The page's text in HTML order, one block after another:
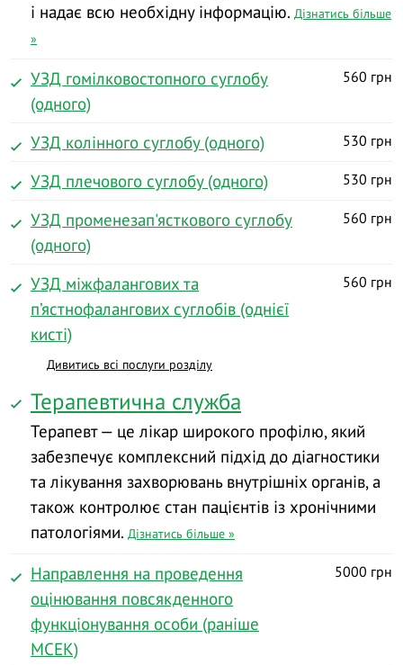
і надає всю необхідну інформацію. Дізнатись більше
»
УЗД гомілковостопного суглобу
(одного)
560 грн
УЗД колінного суглобу (одного) 530 грн
УЗД плечового суглобу (одного) 530 грн
УЗД променезап'ясткового суглобу
(одного)
560 грн
УЗД міжфалангових та
п’ястнофалангових суглобів (однієї
кисті)
560 грн
Дивитись всі послуги розділу
Терапевтична служба
Терапевт — це лікар широкого профілю, який
забезпечує комплексний підхід до діагностики
та лікування захворювань внутрішніх органів, а
також контролює стан пацієнтів із хронічними
патологіями. Дізнатись більше »
Направлення на проведення
оцінювання повсякденного
функціонування особи (раніше
МСЕК)
5000 грн